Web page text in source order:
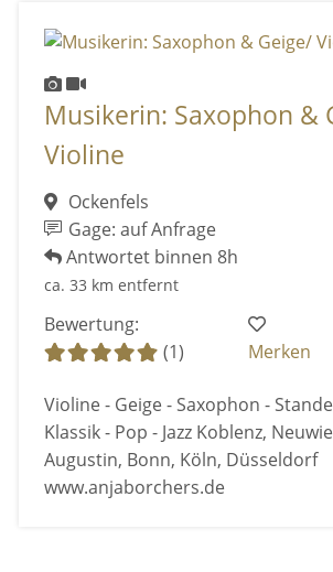
Musikerin: Saxophon &
Violine
Ockenfels
Gage: auf Anfrage
Antwortet binnen 8h
ca. 33 km entfernt
Bewertung:
(1)
Merken
Violine - Geige - Saxophon -
Klassik - Pop - Jazz Koblenz,
Augustin, Bonn, Köln, Düsseldorf
www.anjaborchers.de